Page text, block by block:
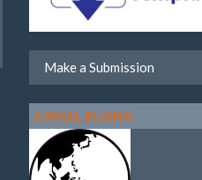
Make a Submission
JURNAL BUANA: